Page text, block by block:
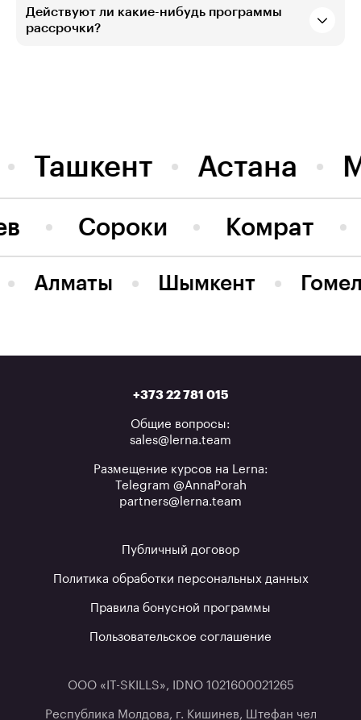
Действуют ли какие-нибудь программы
рассрочки?
Ташкент Астана
Комрат
Сороки
Алматы Шымкент
+373 22 781 015
Общие вопросы:
sales@lerna.team
Размещение курсов на Lerna:
Telegram @AnnaPorah
partners@lerna.team
Публичный договор
Политика обработки персональных данных
Правила бонусной программы
Пользовательское соглашение
ООО «IT-SKILLS», IDNO 1021600021265
Республика Молдова, г. Кишинев, Штефан чел